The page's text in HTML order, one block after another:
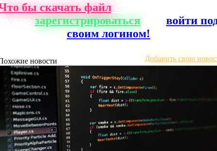
бы скачать файлс нашего сайта,
зарегистрироваться
войти
своим логином!
новости Добавить свою